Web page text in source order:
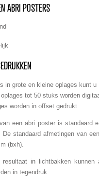
ABRI POSTERS
in grote en kleine oplages kunt u
tot 50 stuks worden
worden in offset gedrukt.
een abri poster is standaard
De standaard afmetingen van
(bxh).
resultaat in lichtbakkenkunnen
in tegendruk.